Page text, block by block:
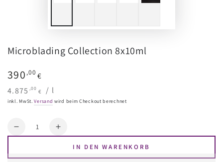
Microblading Collection 8x10ml
Regulärer
390 ,00 €
Stückpreis
4.875 ,00 € / pro
l
inkl. MwSt.Versand wird beim Checkout berechnet
ReduzierenErhöhen
IN DEN WARENKORB